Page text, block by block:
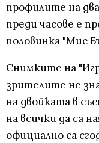
профилите на
преди часове е
половинка "Мис
Снимките на
зрителите не
на двойката в
на всички да са
официално са